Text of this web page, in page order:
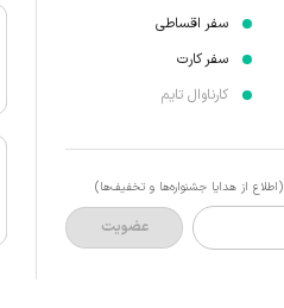
سفر اقساطی
سفر کارت
کارناوال تایم
(اطلاع از هدایا جشنواره‌ها و تخفیف‌ها)
عضویت